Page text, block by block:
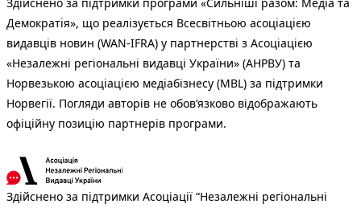
Демократія», що реалізується Всесвітньою асоціацією
видавців новин (WAN-IFRA) у партнерстві з Асоціацією
«Незалежні регіональні видавці України» (АНРВУ) та
Норвезькою асоціацією медіабізнесу (MBL) за підтримки
Норвегії. Погляди авторів не обов’язково відображають
офіційну позицію партнерів програми.
Здійснено за підтримки Асоціації “Незалежні регіональні